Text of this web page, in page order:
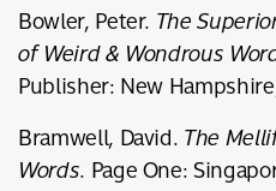
Bowler, Peter. The
of Weird & Wondrous
Publisher: New
Bramwell, David.The
Words. Page One: